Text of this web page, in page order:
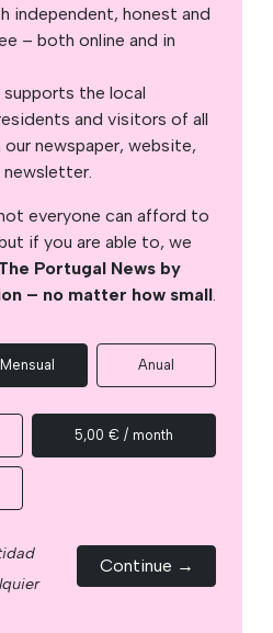
independent, honest and
– both online and in
the local
and visitors of all
newspaper, website,
newsletter.
everyone can afford to
if you are able to, we
Portugal News by
– no matter how small.
Mensual Anual
5,00 € / month
Continue →